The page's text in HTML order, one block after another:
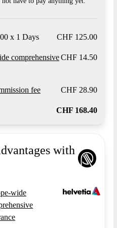
x 1 Days CHF 125.00
comprehensiveCHF 14.50
fee CHF 28.90
CHF 168.40
with
wide